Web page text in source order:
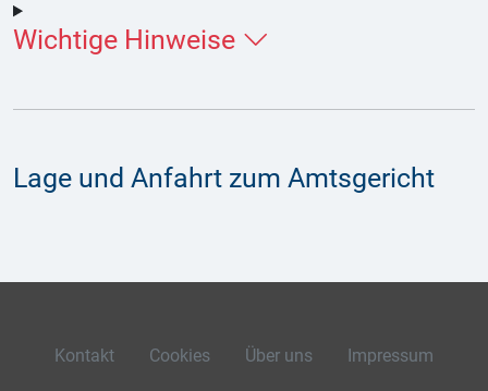
Wichtige Hinweise
Lage und Anfahrt zum Amtsgericht
Kontakt Cookies Über uns Impressum